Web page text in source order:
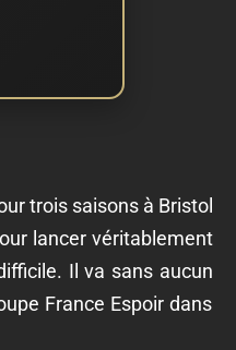
trois saisons à Bristol
lancer véritablement
Il va sans aucun
France Espoir dans